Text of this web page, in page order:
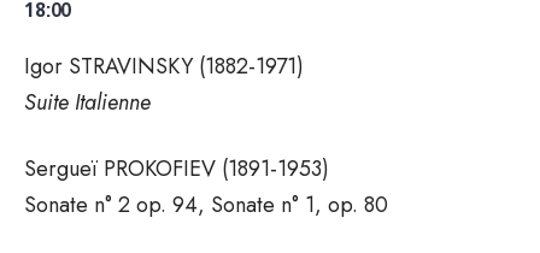
18:00
Igor STRAVINSKY (1882-1971)
Suite Italienne
Sergueï PROKOFIEV (1891-1953)
Sonate n° 2 op. 94, Sonate n° 1, op. 80